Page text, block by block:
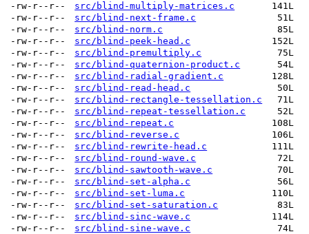
-rw-r--r--
src/blind-multiply-matrices.c
141L
-rw-r--r--
src/blind-next-frame.c
51L
-rw-r--r--
src/blind-norm.c
85L
-rw-r--r--
src/blind-peek-head.c
152L
-rw-r--r--
src/blind-premultiply.c
75L
-rw-r--r--
src/blind-quaternion-product.c
54L
-rw-r--r--
src/blind-radial-gradient.c
128L
-rw-r--r--
src/blind-read-head.c
50L
-rw-r--r--
src/blind-rectangle-tessellation.c
71L
-rw-r--r--
src/blind-repeat-tessellation.c
52L
-rw-r--r--
src/blind-repeat.c
108L
-rw-r--r--
src/blind-reverse.c
106L
-rw-r--r--
src/blind-rewrite-head.c
111L
-rw-r--r--
src/blind-round-wave.c
72L
-rw-r--r--
src/blind-sawtooth-wave.c
70L
-rw-r--r--
src/blind-set-alpha.c
56L
-rw-r--r--
src/blind-set-luma.c
110L
-rw-r--r--
src/blind-set-saturation.c
83L
-rw-r--r--
src/blind-sinc-wave.c
114L
-rw-r--r--
src/blind-sine-wave.c
74L